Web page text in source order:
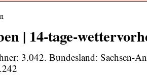
| 14-tage-
3.042. Bundesland: Sachsen-